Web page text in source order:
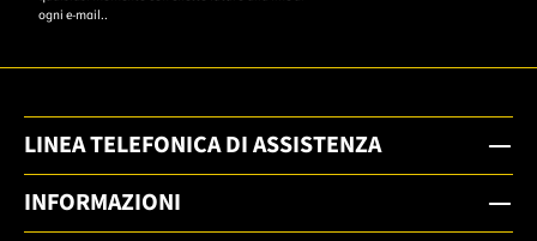
ogni e-mail..
LINEA TELEFONICA DI ASSISTENZA
INFORMAZIONI